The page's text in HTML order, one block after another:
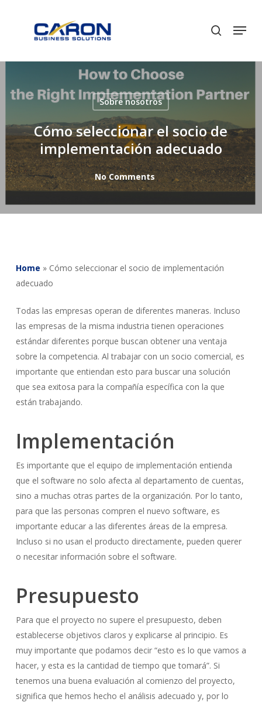
search
Menu
Sobre nosotros
Cómo seleccionar el socio de
implementación adecuado
No Comments
Home » Cómo seleccionar el socio de implementación
adecuado
Todas las empresas operan de diferentes maneras. Incluso
las empresas de la misma industria tienen operaciones
estándar diferentes porque buscan obtener una ventaja
sobre la competencia. Al trabajar con un socio comercial, es
importante que entiendan esto para buscar una solución
que sea exitosa para la compañía específica con la que
están trabajando.
Implementación
Es importante que el equipo de implementación entienda
que el software no solo afecta al departamento de cuentas,
sino a muchas otras partes de la organización. Por lo tanto,
para que las personas compren el nuevo software, es
importante educar a las diferentes áreas de la empresa.
Incluso si no usan el producto directamente, pueden querer
o necesitar información sobre el software.
Presupuesto
Para que el proyecto no supere el presupuesto, deben
establecerse objetivos claros y explicarse al principio. Es
muy importante que podamos decir “esto es lo que vamos a
hacer, y esta es la cantidad de tiempo que tomará”. Si
tenemos una buena evaluación al comienzo del proyecto,
significa que hemos hecho el análisis adecuado y, por lo
Close